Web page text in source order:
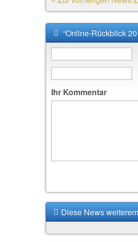
“Online-Rückblick
Ihr Kommentar
Diese News